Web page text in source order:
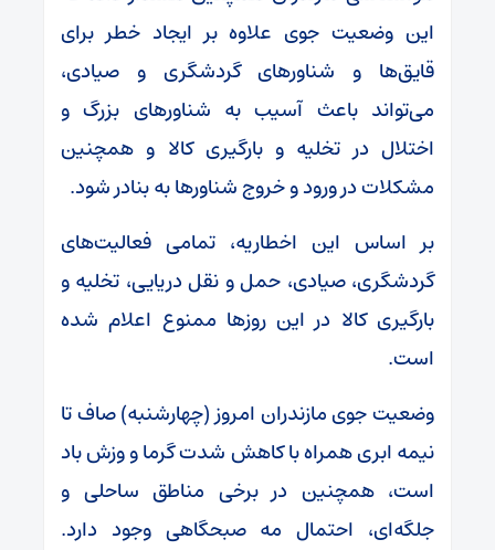
این وضعیت جوی علاوه بر ایجاد خطر برای
قایق‌ها و شناورهای گردشگری و صیادی،
می‌تواند باعث آسیب به شناورهای بزرگ و
اختلال در تخلیه و بارگیری کالا و همچنین
مشکلات در ورود و خروج شناورها به بنادر شود.
بر اساس این اخطاریه، تمامی فعالیت‌های
گردشگری، صیادی، حمل و نقل دریایی، تخلیه و
بارگیری کالا در این روزها ممنوع اعلام شده
است.
وضعیت جوی مازندران امروز (چهارشنبه) صاف تا
نیمه ابری همراه با کاهش شدت گرما و وزش باد
است، همچنین در برخی مناطق ساحلی و
جلگه‌ای، احتمال مه صبحگاهی وجود دارد.